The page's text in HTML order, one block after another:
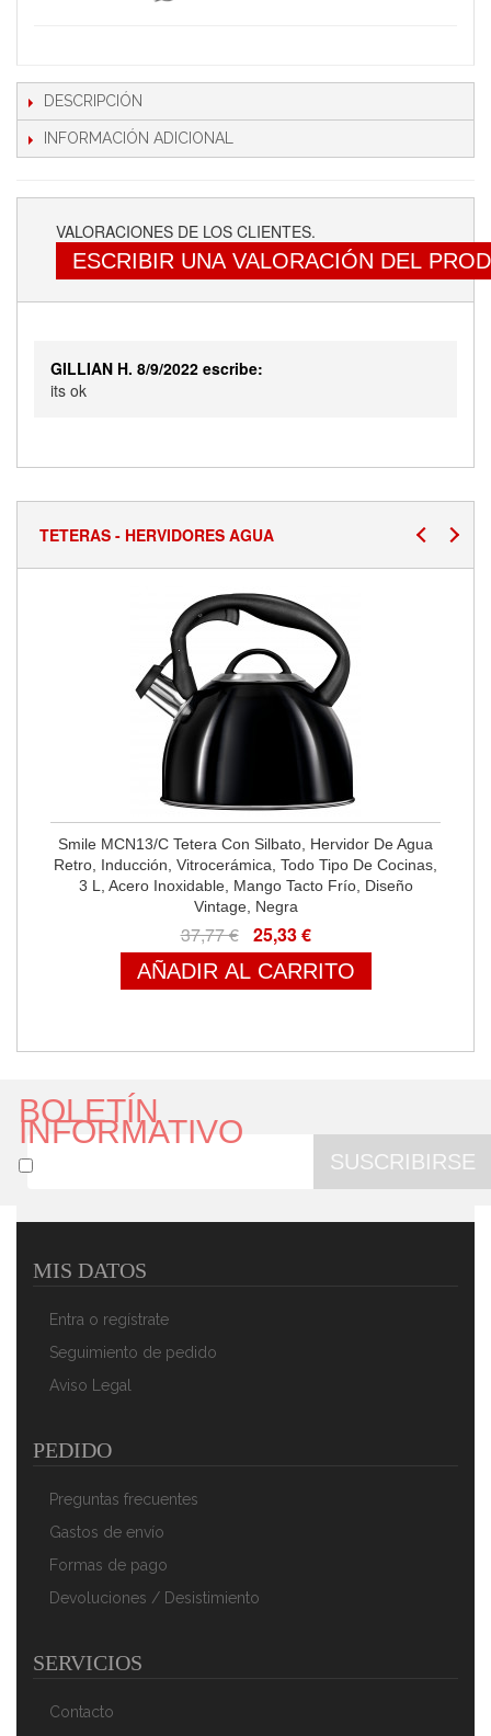
DESCRIPCIÓN
INFORMACIÓN ADICIONAL
VALORACIONES DE LOS CLIENTES.
ESCRIBIR UNA VALORACIÓN DEL
GILLIAN H. 8/9/2022 escribe:
its ok
TETERAS - HERVIDORES AGUA
Smile MCN13/C Tetera Con Silbato, Hervidor De Agua
Retro, Inducción, Vitrocerámica, Todo Tipo De Cocinas,
3 L, Acero Inoxidable, Mango Tacto Frío, Diseño
Vintage, Negra
37,77 € 25,33 €
AÑADIR AL CARRITO
3 L, Acero Inoxidable, Mango Tacto Frío, Diseño
Vintage, Roja
Moderno, Hervidor De Agua Acero Inoxidable,
BOLETÍN
INFORMATIVO
SUSCRIBIRSE
MIS DATOS
Entra o regístrate
Seguimiento de pedido
Aviso Legal
PEDIDO
Preguntas frecuentes
Gastos de envío
Formas de pago
Devoluciones / Desistimiento
SERVICIOS
Contacto